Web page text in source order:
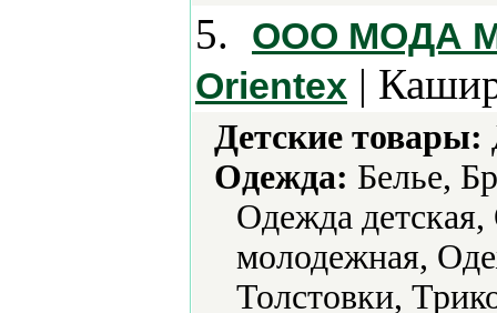
5.
ООО МОДА М.
Orientex |
Детские товары:
Одежда: Белье,
Одежда
молодежная,
Толстовки,